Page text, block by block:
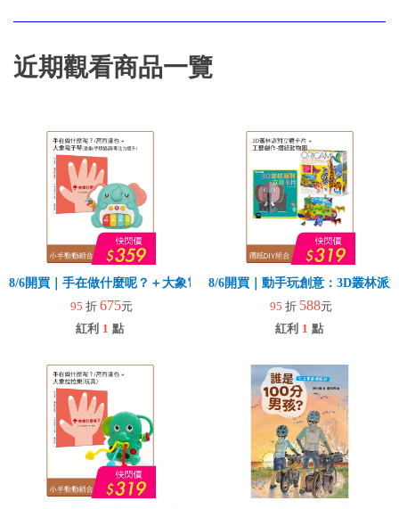
近期觀看商品一覽
8/6開買｜手在做什麼呢？＋大象電子琴
95 折 675元
紅利 1 點
8/6開買｜動手玩創意：3D叢林派
95 折 588元
紅利 1 點